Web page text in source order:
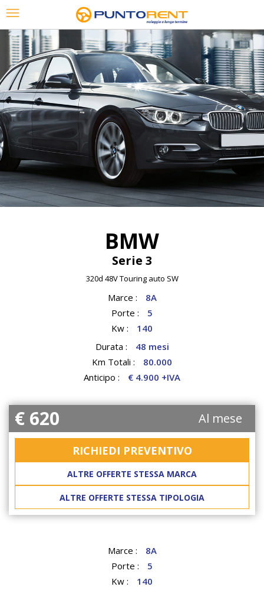
48 mesi / 80.000 Km
BMW
Serie 3
320d 48V Touring auto SW
Marce :
8A
Porte :
5
Kw :
140
Durata :
48 mesi
Km Totali :
80.000
Anticipo :
€ 4.900 +IVA
€ 620 Al mese
RICHIEDI PREVENTIVO
ALTRE OFFERTE STESSA MARCA
ALTRE OFFERTE STESSA TIPOLOGIA
Marce :
8A
Porte :
5
Kw :
140